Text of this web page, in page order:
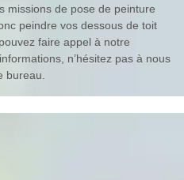
missions de pose de peinture
peindre vos dessous de toit
faire appel à notre
n’hésitez pas à nous
bureau.